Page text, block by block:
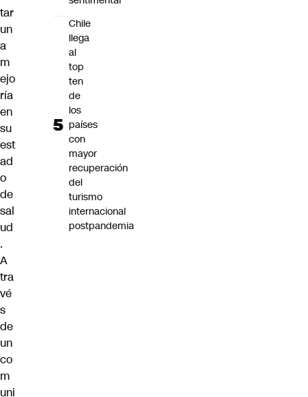
tar
un
a
m
ejo
ría
en
su
est
ad
o
de
sal
ud
.
A
tra
vé
s
de
un
co
m
uni
Chile
llega
al
top
ten
de
los
países
con
mayor
recuperación
del
turismo
internacional
postpandemia